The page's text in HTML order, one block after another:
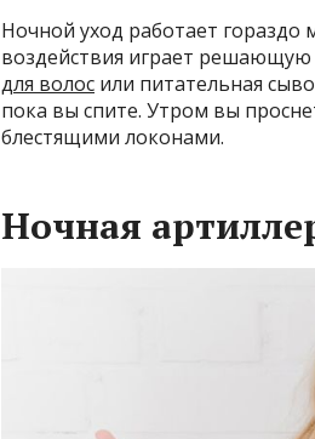
Ночной уход работает гораздо
воздействия играет
для волос или питательная
пока вы спите. Утром вы
блестящими локонами.
Ночная